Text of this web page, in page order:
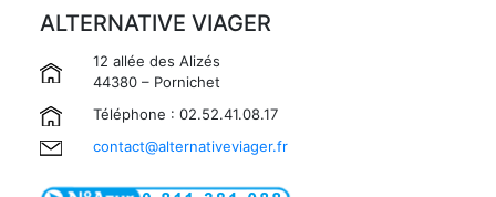
ALTERNATIVE VIAGER
12 allée des Alizés
44380 – Pornichet
Téléphone : 02.52.41.08.17
contact@alternativeviager.fr